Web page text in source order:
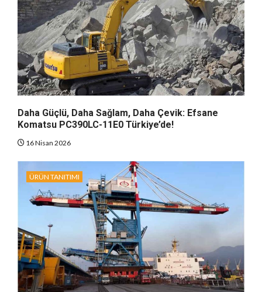
Daha Güçlü, Daha Sağlam, Daha Çevik: Efsane
Komatsu PC390LC-11E0 Türkiye’de!
16 Nisan 2026
ÜRÜN TANITIMI